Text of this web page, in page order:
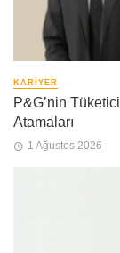
KARIYER
P&G’nin
Atamaları
1 Ağustos 2026